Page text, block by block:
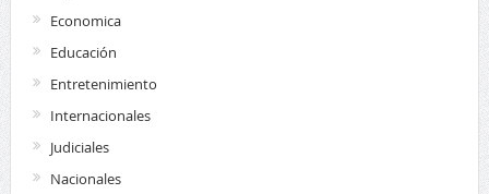
Economica
Educación
Entretenimiento
Internacionales
Judiciales
Nacionales